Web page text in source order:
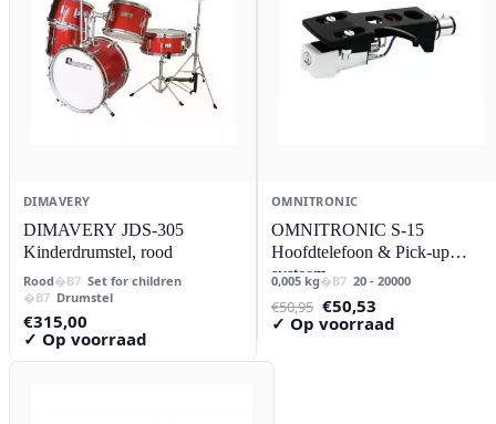
DIMAVERY
DIMAVERY JDS-305
Kinderdrumstel, rood
Rood
Set for children
Drumstel
€315,00
✓ Op voorraad
OMNITRONIC
OMNITRONIC S-15
Hoofdtelefoon & Pick-up
systeem
0,005 kg 20 - 20000
€50,95 Oorspronkelijke
prijs
€50,53
prijs
✓ Op voorraad